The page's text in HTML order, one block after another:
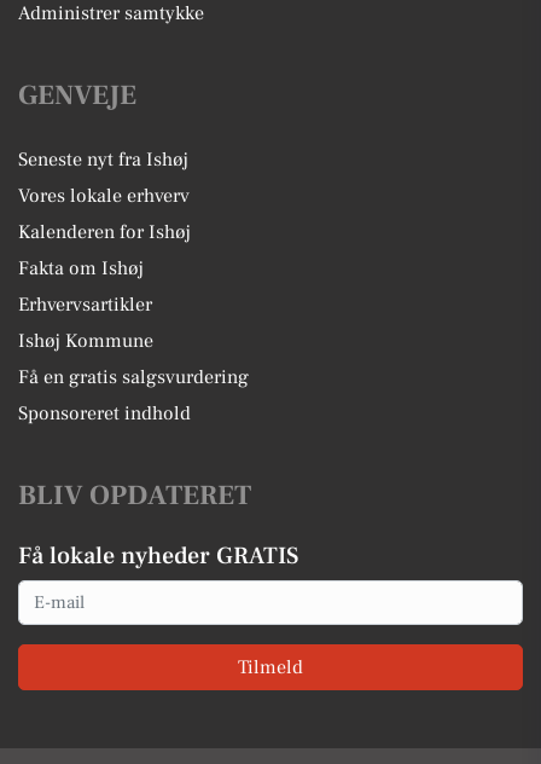
Administrer samtykke
GENVEJE
Seneste nyt fra Ishøj
Vores lokale erhverv
Kalenderen for Ishøj
Fakta om Ishøj
Erhvervsartikler
Ishøj Kommune
Få en gratis salgsvurdering
Sponsoreret indhold
BLIV OPDATERET
Få lokale nyheder GRATIS
Email
Tilmeld